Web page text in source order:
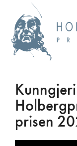
hovedinnhold
prisen